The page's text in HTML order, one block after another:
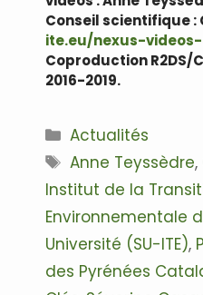
Conseil scientifique :
ite.eu/nexus-
Coproduction R2DS/
2016-2019.
Catégories
Actualités
Étiquettes
Anne Teyssèdre,
Institut de la
Environnementale
Université (SU-ITE),
des Pyrénées